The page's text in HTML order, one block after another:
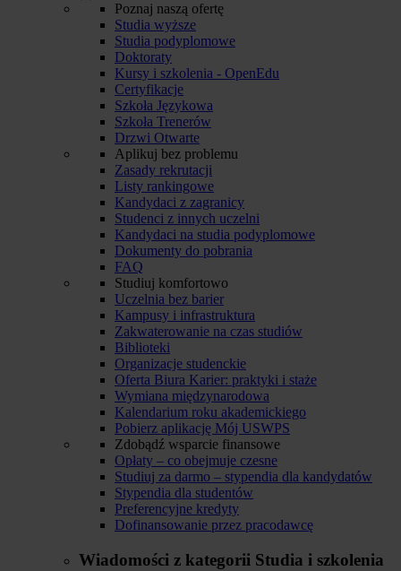
Poznaj naszą ofertę
Studia wyższe
Studia podyplomowe
Doktoraty
Kursy i szkolenia - OpenEdu
Certyfikacje
Szkoła Językowa
Szkoła Trenerów
Drzwi Otwarte
Aplikuj bez problemu
Zasady rekrutacji
Listy rankingowe
Kandydaci z zagranicy
Studenci z innych uczelni
Kandydaci na studia podyplomowe
Dokumenty do pobrania
FAQ
Studiuj komfortowo
Uczelnia bez barier
Kampusy i infrastruktura
Zakwaterowanie na czas studiów
Biblioteki
Organizacje studenckie
Oferta Biura Karier: praktyki i staże
Wymiana międzynarodowa
Kalendarium roku akademickiego
Pobierz aplikację Mój USWPS
Zdobądź wsparcie finansowe
Opłaty – co obejmuje czesne
Studiuj za darmo – stypendia dla kandydatów
Stypendia dla studentów
Preferencyjne kredyty
Dofinansowanie przez pracodawcę
Wiadomości z kategorii Studia i szkolenia